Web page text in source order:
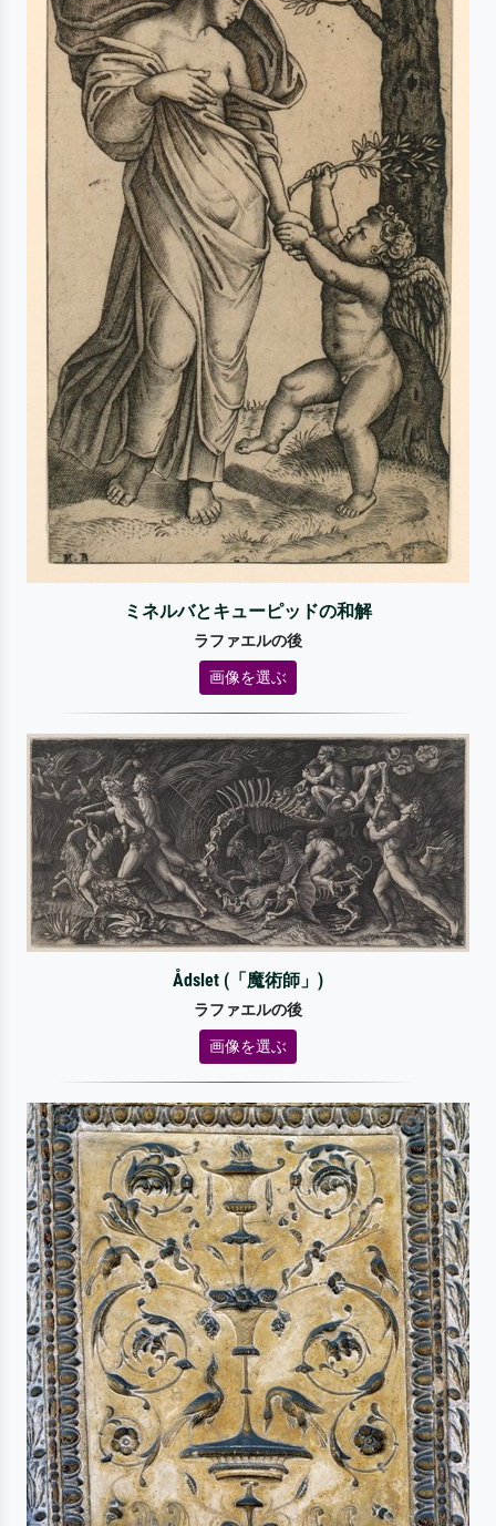
ミネルバとキューピッドの和解
ラファエルの後
画像を選ぶ
Ådslet (「魔術師」)
ラファエルの後
画像を選ぶ